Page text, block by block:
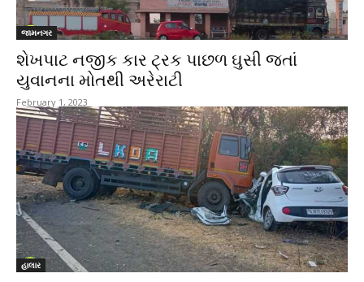
જામનગર
શેખપાટ નજીક કાર ટ્રક પાછળ ઘુસી જતાં
યુવાનના મોતથી અરેરાટી
February 1, 2023
હાલાર